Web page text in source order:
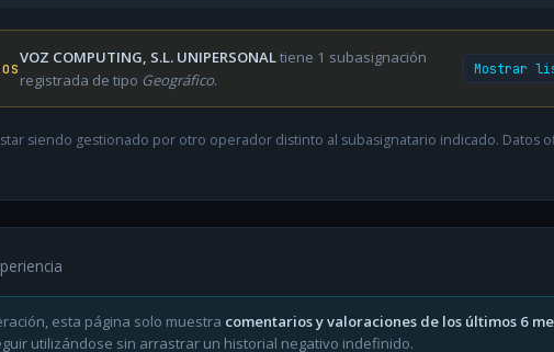
VOZ COMPUTING, S.L. UNIPERSONALtiene 1 subasignación
registrada de tipo Geográfico.
Mostrar
siendo gestionado por otro operador distinto al subasignatario indicado. Datos
esta página solo muestra comentarios y valoraciones de los últimos 6
utilizándose sin arrastrar un historial negativo indefinido.